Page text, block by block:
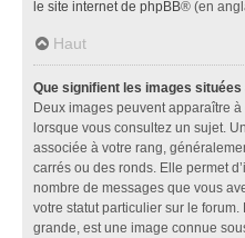
le site internet de phpBB® (en
Haut
Que signifient les images
Deux images peuvent apparaître
lorsque vous consultez un sujet.
associée à votre rang,
carrés ou des ronds. Elle permet
nombre de messages que vous
votre statut particulier sur le
grande, est une image connue